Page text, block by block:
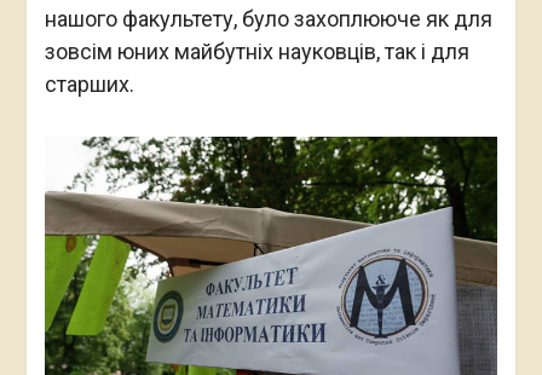
нашого факультету, було захоплююче як для
зовсім юних майбутніх науковців, так і для
старших.